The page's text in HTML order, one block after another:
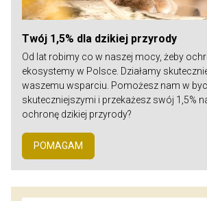
Twój 1,5% dla dzikiej przyrody
Od lat robimy co w naszej mocy, żeby
ekosystemy w Polsce. Działamy
waszemu wsparciu. Pomożesz nam w
skuteczniejszymi i przekażesz swój 1,5%
ochronę dzikiej przyrody?
POMAGAM